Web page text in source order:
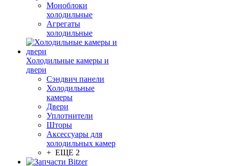
Моноблоки
холодильные
Агрегаты
холодильные
Холодильные камеры и
двери
Сэндвич панели
Холодильные
камеры
Двери
Уплотнители
Шторы
Аксессуары для
холодильных камер
+ ЕЩЕ 2